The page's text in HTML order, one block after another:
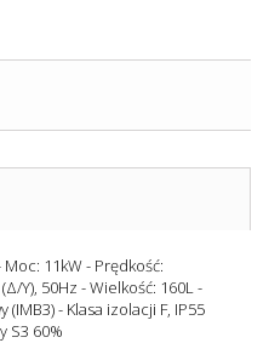
11kW - Prędkość:
Y), 50Hz - Wielkość: 160L -
- Klasa izolacji F, IP55
S3 60%